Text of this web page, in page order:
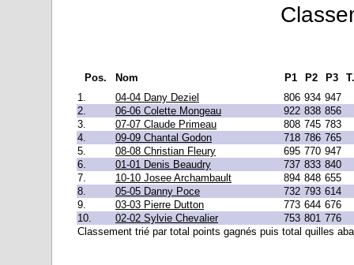
Pos. Nom P1 P2 P3
1.
04-04 Dany Deziel 806 934 947
2.
06-06 Colette Mongeau 922 838 856
3.
07-07 Claude Primeau 808 745 783
4.
09-09 Chantal Godon 718 786 765
5.
08-08 Christian Fleury 695 770 947
6.
01-01 Denis Beaudry 737 833 840
7.
10-10 Josee Archambault 894 848 655
8.
05-05 Danny Poce 732 793 614
9.
03-03 Pierre Dutton 773 644 676
10.
02-02 Sylvie Chevalier 753 801 776
Classement trié par total points gagnés puis total quilles